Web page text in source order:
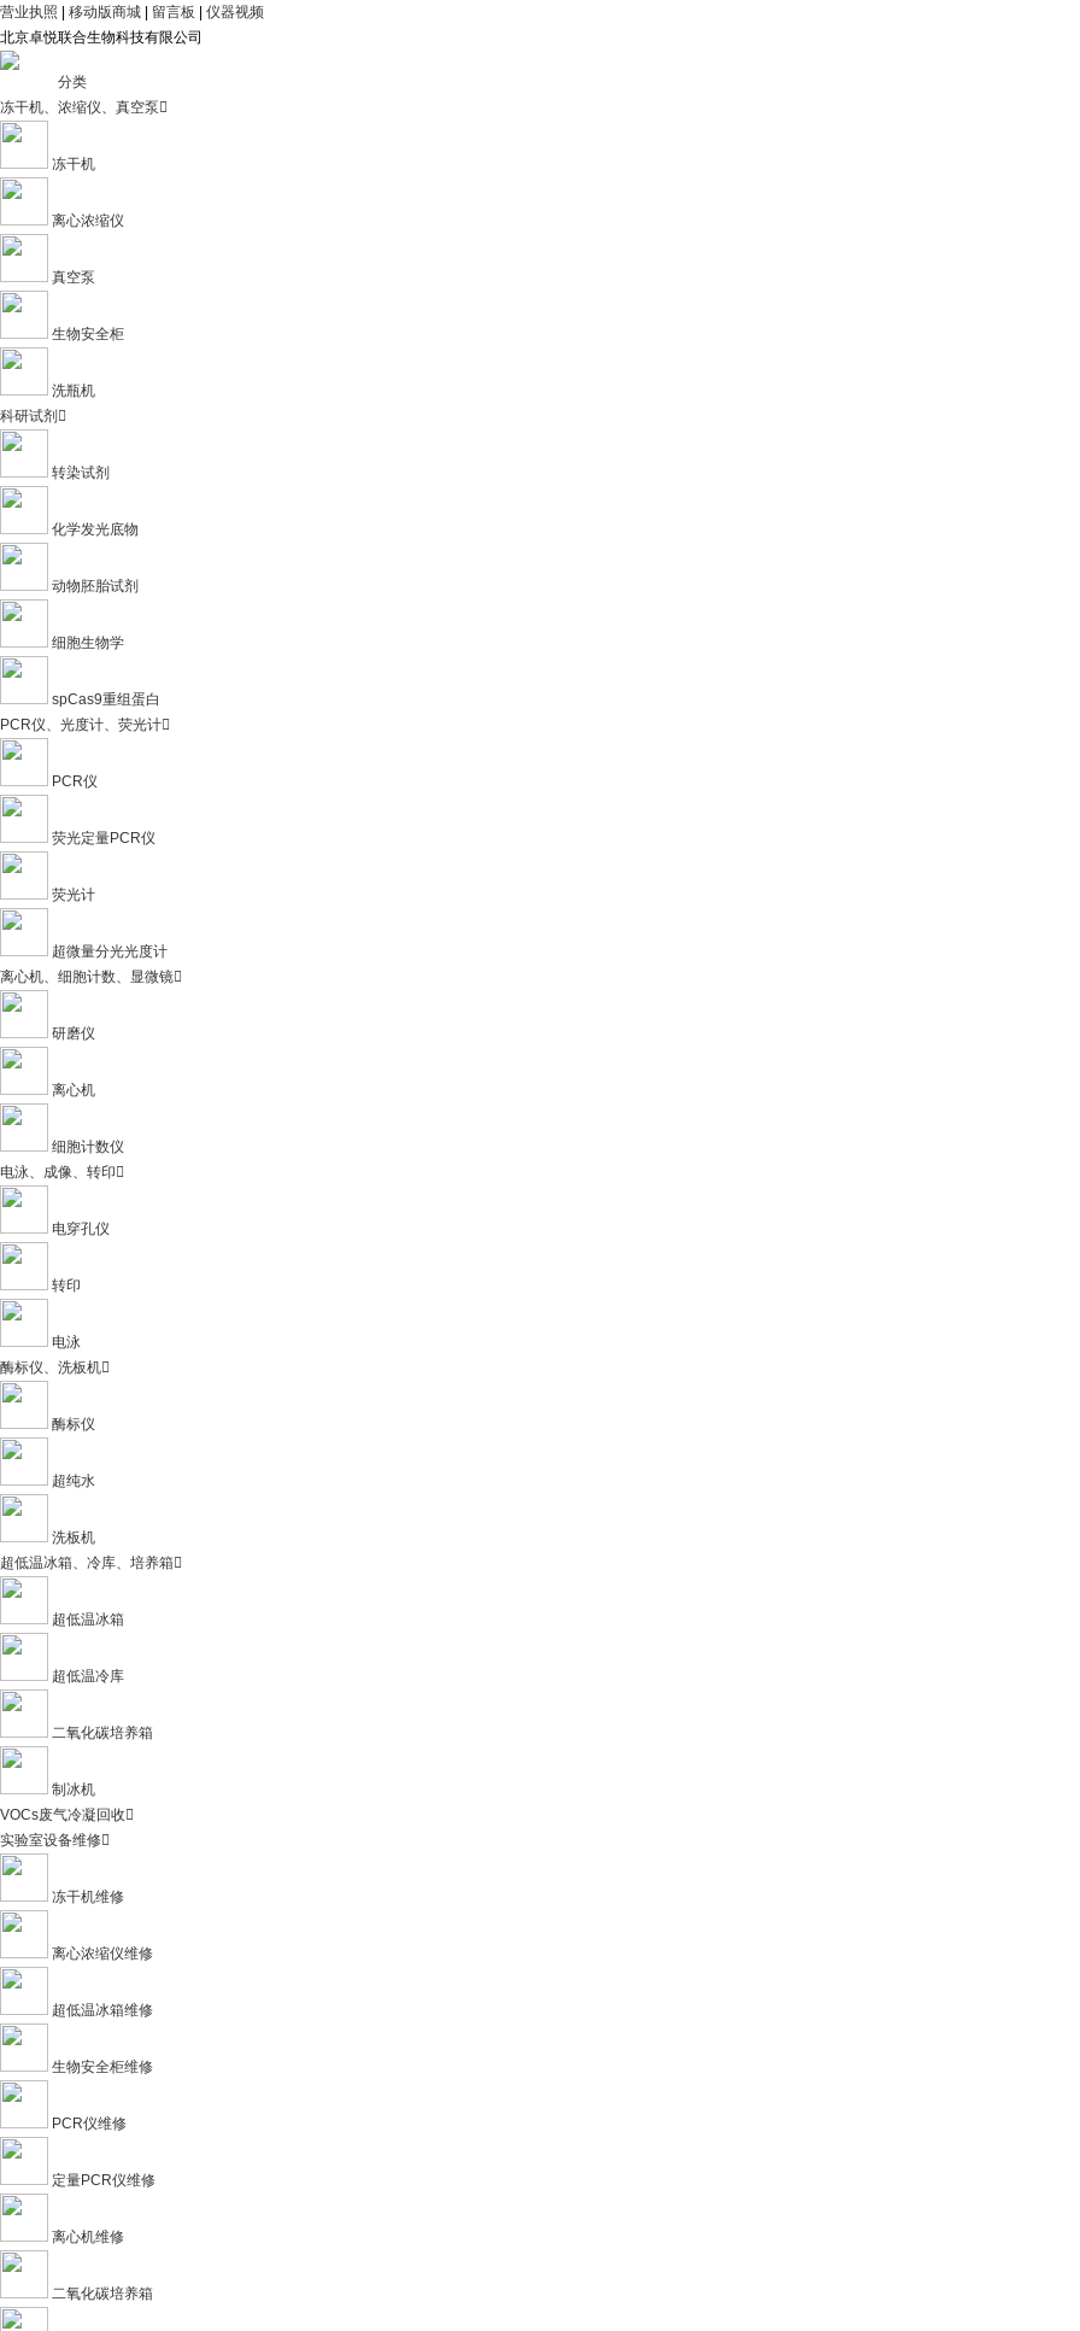
营业执照 移动版商城 留言板
仪器视频
北京卓悦联合生物科技有限公司
分类
冻干机、浓缩仪、真空泵
冻干机
离心浓缩仪
真空泵
生物安全柜
洗瓶机
科研试剂 
转染试剂
化学发光底物
动物胚胎试剂
细胞生物学
spCas9重组蛋白
PCR仪、光度计、荧光计
PCR仪
荧光定量PCR仪
荧光计
超微量分光光度计
离心机、细胞计数、显微镜
研磨仪
离心机
细胞计数仪
电泳、成像、转印
电穿孔仪
转印
电泳
酶标仪、洗板机
酶标仪
超纯水
洗板机
超低温冰箱、冷库、培养箱
超低温冰箱
超低温冷库
二氧化碳培养箱
制冰机
VOCs废气冷凝回收
实验室设备维修
冻干机维修
离心浓缩仪维修
超低温冰箱维修
生物安全柜维修
PCR仪维修
定量PCR仪维修
离心机维修
二氧化碳培养箱